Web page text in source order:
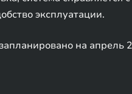
эксплуатации.
на